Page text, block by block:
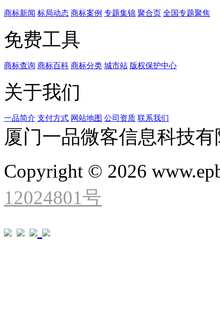
商标新闻 标局动态 商标案例 专题集锦 聚合页 全国专题聚焦
免费工具
商标查询 商标百科 商标分类 城市站 版权保护中心
关于我们
一品简介 支付方式 网站地图 公司资质 联系我们
厦门一品微客信息科技
Copyright © 2026
12024801号